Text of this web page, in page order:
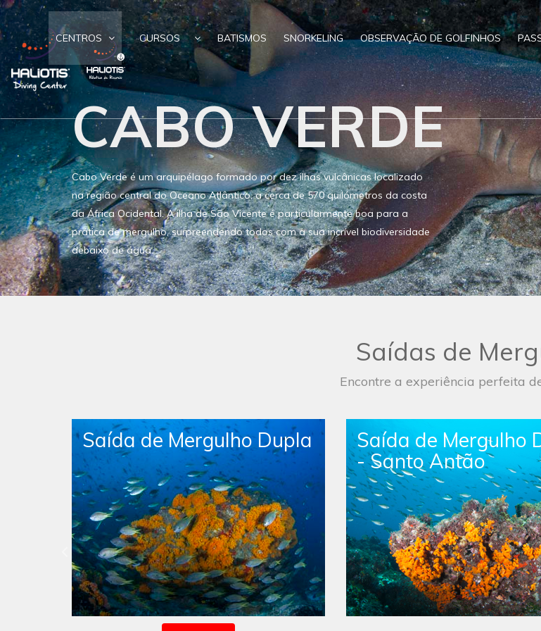
CENTROS CURSOS BATISMOS SNORKELING OBSERVAÇÃO DE GOLFINHOS
CABO VERDE
Cabo Verde é um arquipélago formado por dez ilhas vulcânicas localizado
na região central do Oceano Atlântico, a cerca de 570 quilómetros da costa
da África Ocidental. A ilha de São Vicente é particularmente boa para a
prática de mergulho, surpreendendo todos com a sua incrível biodiversidade
debaixo de água.
Saídas de
Encontre a experiência perfeita
Dupla
Saída de Mergulho Livre
Dupla
Saída de
Simples